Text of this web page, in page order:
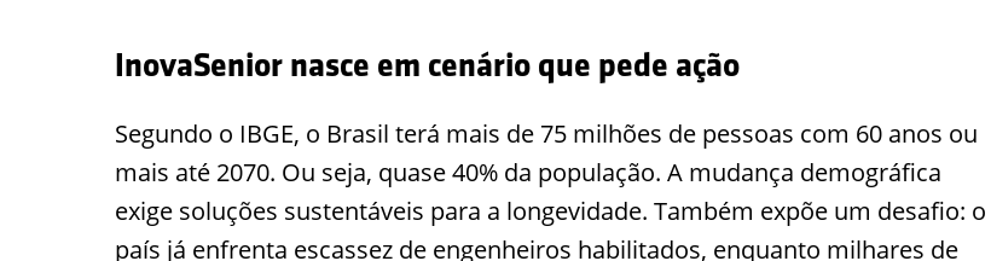
InovaSenior nasce em cenário que pede ação
Segundo o IBGE, o Brasil terá mais de 75 milhões de pessoas com 60 anos ou
mais até 2070. Ou seja, quase 40% da população. A mudança demográfica
exige soluções sustentáveis para a longevidade. Também expõe um desafio: o
país já enfrenta escassez de engenheiros habilitados, enquanto milhares de